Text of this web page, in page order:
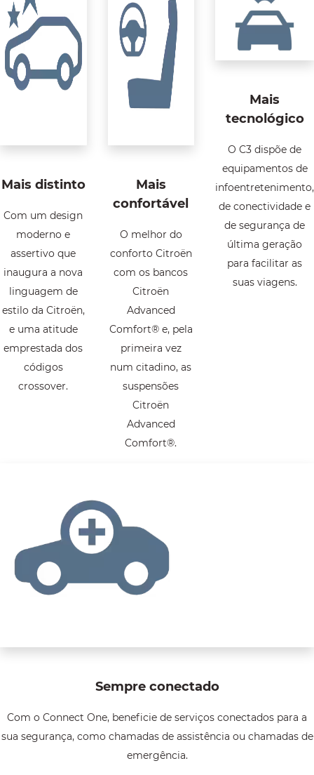
Mais distinto
Com um design
moderno e
assertivo que
inaugura a nova
linguagem de
estilo da Citroën,
e uma atitude
emprestada dos
códigos
crossover.
Mais
confortável
O melhor do
conforto Citroën
com os bancos
Citroën
Advanced
Comfort® e, pela
primeira vez
num citadino, as
suspensões
Citroën
Advanced
Comfort®.
Mais
tecnológico
O C3 dispõe de
equipamentos de
infoentretenimento,
de conectividade e
de segurança de
última geração
para facilitar as
suas viagens.
Sempre conectado
Com o Connect One, beneficie de serviços conectados para a
sua segurança, como chamadas de assistência ou chamadas de
emergência.